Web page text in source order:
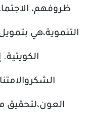
ظروفهم،
التنموية،هي
العون،لتحقيق